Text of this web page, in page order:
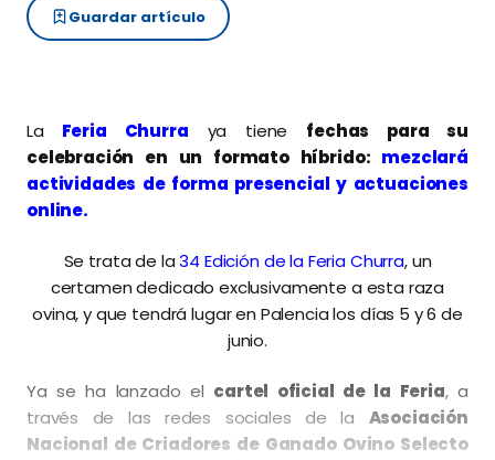
Guardar artículo
La Feria Churra ya tiene fechas para su
celebración en un formato híbrido: mezclará
actividades de forma presencial y actuaciones
online.
Se trata de la34 Edición de la Feria Churra, un
certamen dedicado exclusivamente a esta raza
ovina, y que tendrá lugar en Palencia los días 5 y 6 de
junio.
Ya se ha lanzado el cartel oficial de la Feria, a
través de las redes sociales de la Asociación
Nacional de Criadores de Ganado Ovino Selecto